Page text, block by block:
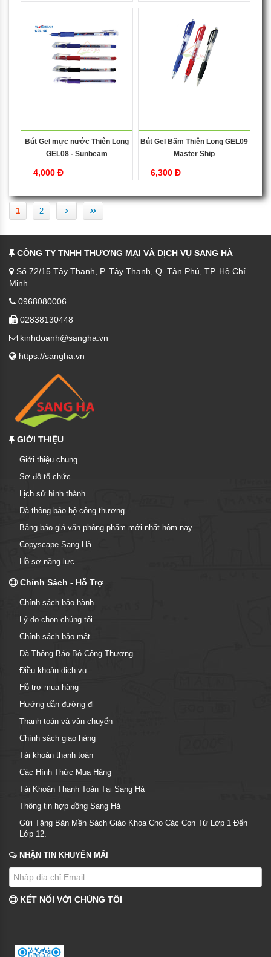
Bút Gel mực nước Thiên Long
GEL08 - Sunbeam
4,000 Đ
Bút Gel Bấm Thiên Long GEL09
Master Ship
6,300 Đ
1 2 › »
CÔNG TY TNHH THƯƠNG MẠI VÀ DỊCH VỤ SANG HÀ
Số 72/15 Tây Thạnh, P. Tây Thạnh, Q. Tân Phú, TP. Hồ Chí
Minh
0968080006
02838130448
kinhdoanh@sangha.vn
https://sangha.vn
GIỚI THIỆU
Giới thiệu chung
Sơ đồ tổ chức
Lịch sử hình thành
Đã thông báo bộ công thương
Bảng báo giá văn phòng phẩm mới nhất hôm nay
Copyscape Sang Hà
Hồ sơ năng lực
Chính Sách - Hỗ Trợ
Chính sách bảo hành
Lý do chọn chúng tôi
Chính sách bảo mật
Đã Thông Báo Bộ Công Thương
Điều khoản dịch vụ
Hỗ trợ mua hàng
Hướng dẫn đường đi
Thanh toán và vận chuyển
Chính sách giao hàng
Tài khoản thanh toán
Các Hình Thức Mua Hàng
Tài Khoản Thanh Toán Tại Sang Hà
Thông tin hợp đồng Sang Hà
Gửi Tặng Bản Mền Sách Giáo Khoa Cho Các Con Từ Lớp 1 Đến
Lớp 12.
NHẬN TIN KHUYẾN MÃI
KẾT NỐI VỚI CHÚNG TÔI